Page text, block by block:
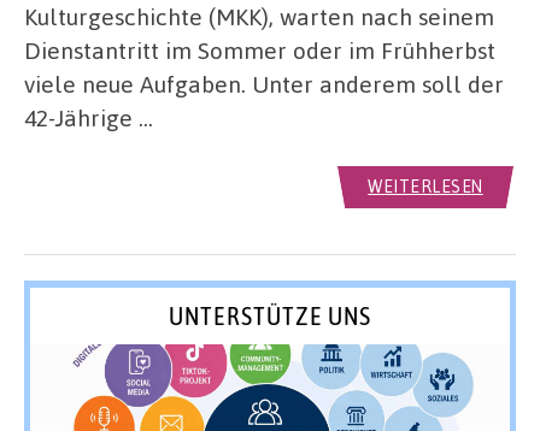
Kulturgeschichte (MKK), warten nach seinem
Dienstantritt im Sommer oder im Frühherbst
viele neue Aufgaben. Unter anderem soll der
42-Jährige …
WEITERLESEN
UNTERSTÜTZE UNS